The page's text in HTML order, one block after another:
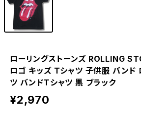
ローリングストーンズ ROLLING
ロゴ キッズ Ｔシャツ 子供服 バンド
ツ バンドTシャツ 黒 ブラック
¥2,970